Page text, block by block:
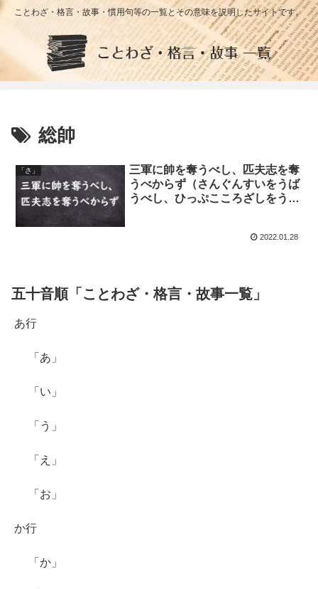
ことわざ・格言・故事・慣用句等の一覧とその意味を説明したサイトです。
総帥
「さ」
三軍に帥を奪うべし、匹夫志を奪
うべからず（さんぐんすいをうば
うべし、ひっぷこころざしをうば
2022.01.28
五十音順「ことわざ・格言・故事一覧」
あ行
「あ」
「い」
「う」
「え」
「お」
か行
「か」